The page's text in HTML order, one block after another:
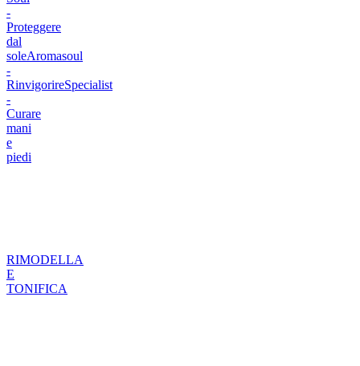
-
Proteggere
dal
soleAromasoul
-
RinvigorireSpecialist
-
Curare
mani
e
piedi
RIMODELLA
E
TONIFICA